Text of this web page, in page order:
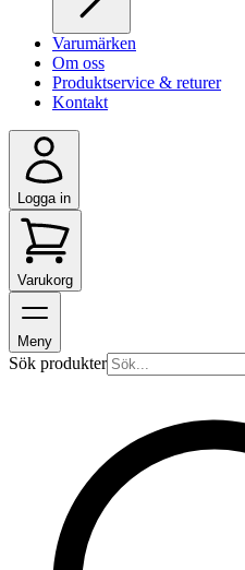
Varumärken
Om oss
Produktservice & returer
Kontakt
Logga in
Varukorg
Meny
Sök produkter